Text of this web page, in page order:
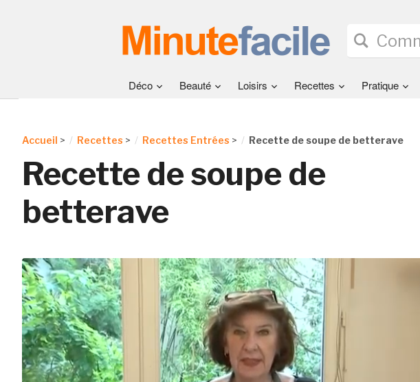
Déco Beauté Loisirs Recettes Pratique
Accueil > Recettes > Recettes Entrées > Recette de soupe de betterave
Recette de soupe de
betterave